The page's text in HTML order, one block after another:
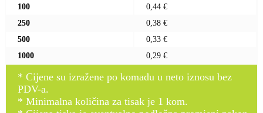
100
0,44 €
250
0,38 €
500
0,33 €
1000
0,29 €
* Cijene su izražene po komadu u neto iznosu bez
PDV-a.
* Minimalna količina za tisak je 1 kom.